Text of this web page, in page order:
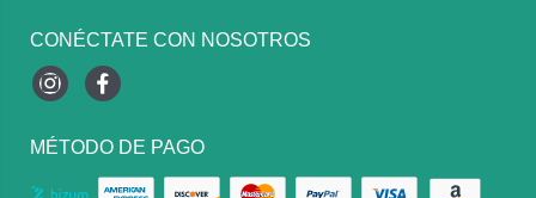
CONÉCTATE CON NOSOTROS
InstagramFacebook
MÉTODO DE PAGO